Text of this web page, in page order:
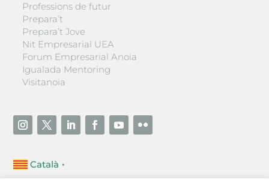
Professions de futur
Prepara’t
Prepara’t Jove
Nit Empresarial UEA
Forum Empresarial Anoia
Igualada Mentoring
Visitanoia
Català ▼